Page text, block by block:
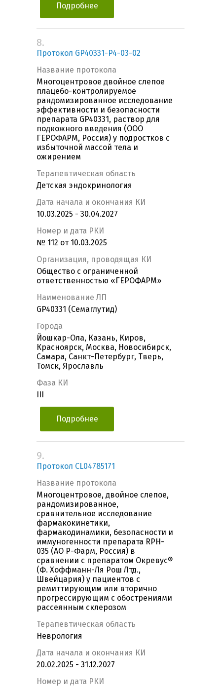
Подробнее
8.
Протокол GP40331-P4-03-02
Название протокола
Многоцентровое двойное слепое
плацебо-контролируемое
рандомизированное исследование
эффективности и безопасности
препарата GP40331, раствор для
подкожного введения (ООО
ГЕРОФАРМ, Россия) у подростков с
избыточной массой тела и
ожирением
Терапевтическая область
Детская эндокринология
Дата начала и окончания КИ
10.03.2025 - 30.04.2027
Номер и дата РКИ
№ 112 от 10.03.2025
Организация, проводящая КИ
Общество с ограниченной
ответственностью «ГЕРОФАРМ»
Наименование ЛП
GP40331 (Семаглутид)
Города
Йошкар-Ола, Казань, Киров,
Красноярск, Москва, Новосибирск,
Самара, Санкт-Петербург, Тверь,
Томск, Ярославль
Фаза КИ
Подробнее
9.
Протокол CL04785171
Название протокола
Многоцентровое, двойное слепое,
рандомизированное,
сравнительное исследование
фармакокинетики,
фармакодинамики, безопасности и
иммуногенности препарата RPH-
035 (АО Р-Фарм, Россия) в
сравнении с препаратом Окревус®
(Ф. Хоффманн-Ля Рош Лтд.,
Швейцария) у пациентов с
ремиттирующим или вторично
прогрессирующим с обострениями
рассеянным склерозом
Терапевтическая область
Неврология
Дата начала и окончания КИ
20.02.2025 - 31.12.2027
Номер и дата РКИ